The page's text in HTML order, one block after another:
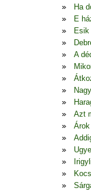
Ha
E
A
Azt